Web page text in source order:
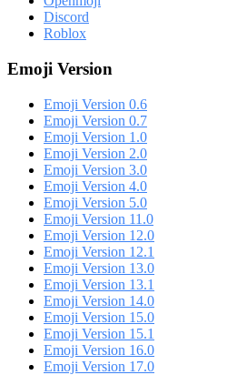
Discord
Roblox
Emoji Version
Emoji Version 0.6
Emoji Version 0.7
Emoji Version 1.0
Emoji Version 2.0
Emoji Version 3.0
Emoji Version 4.0
Emoji Version 5.0
Emoji Version 11.0
Emoji Version 12.0
Emoji Version 12.1
Emoji Version 13.0
Emoji Version 13.1
Emoji Version 14.0
Emoji Version 15.0
Emoji Version 15.1
Emoji Version 16.0
Emoji Version 17.0